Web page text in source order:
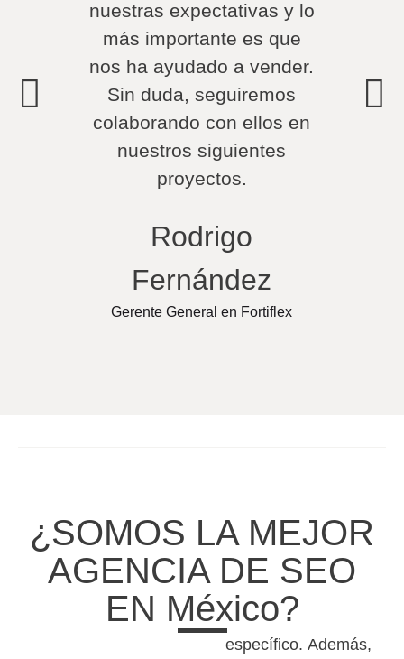
nuestras expectativas y lo
más importante es que
nos ha ayudado a vender.
Sin duda, seguiremos
colaborando con ellos en
nuestros siguientes
proyectos.
Rodrigo
Fernández
Gerente General en Fortiflex
¿SOMOS LA MEJOR
AGENCIA DE SEO
EN México?
específico. Además,